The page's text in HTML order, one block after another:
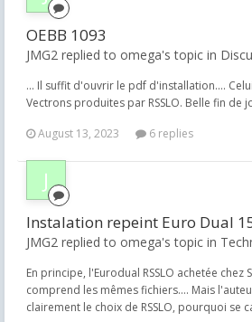
OEBB 1093
JMG2 replied to omega's topic in
... Il suffit d'ouvrir le pdf d'installation....
Vectrons produites par RSSLO. Belle fin de
August 13, 2023
6 replies
Instalation repeint Euro Dual
JMG2 replied to omega's topic in
En principe, l'Eurodual RSSLO achetée chez
comprend les mêmes fichiers.... Mais
clairement le choix de RSSLO, pourquoi se